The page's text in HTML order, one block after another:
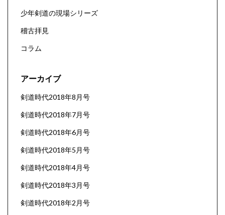
少年剣道の現場シリーズ
稽古拝見
コラム
アーカイブ
剣道時代2018年8月号
剣道時代2018年7月号
剣道時代2018年6月号
剣道時代2018年5月号
剣道時代2018年4月号
剣道時代2018年3月号
剣道時代2018年2月号